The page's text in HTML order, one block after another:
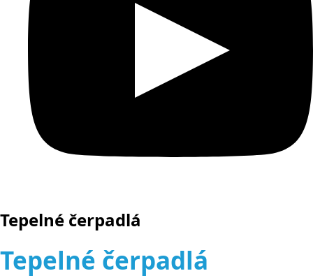
Tepelné čerpadlá
Tepelné čerpadlá